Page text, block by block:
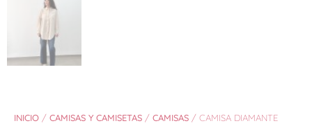
INICIO / CAMISAS Y CAMISETAS / CAMISAS / CAMISA DIAMANTE